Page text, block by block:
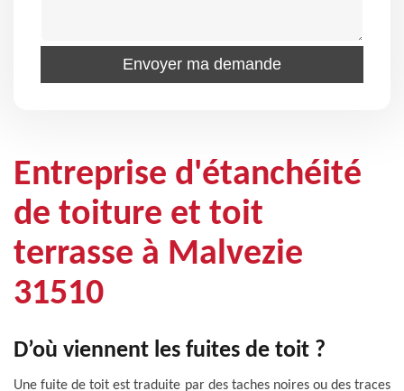
Entreprise d'étanchéité
de toiture et toit
terrasse à Malvezie
31510
D’où viennent les fuites de toit ?
Une fuite de toit est traduite par des taches noires ou des traces